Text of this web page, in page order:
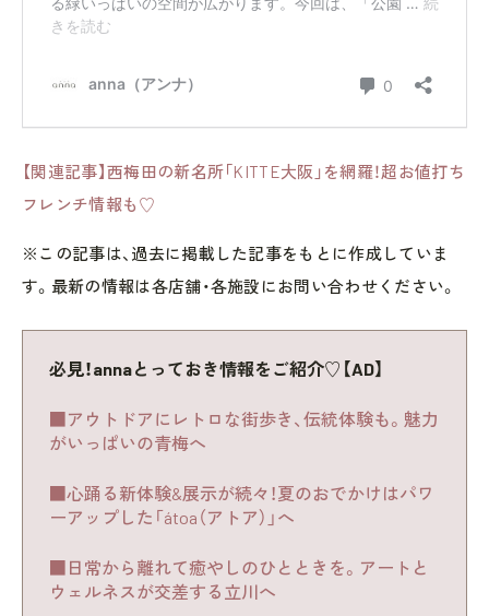
【関連記事】西梅田の新名所「KITTE大阪」を網羅！超お値打ち
フレンチ情報も♡
※この記事は、過去に掲載した記事をもとに作成していま
す。最新の情報は各店舗・各施設にお問い合わせください。
必見！annaとっておき情報をご紹介♡【AD】
■アウトドアにレトロな街歩き、伝統体験も。魅力
がいっぱいの青梅へ
■心踊る新体験&展示が続々！夏のおでかけはパワ
ーアップした「átoa（アトア）」へ
■日常から離れて癒やしのひとときを。アートと
ウェルネスが交差する立川へ